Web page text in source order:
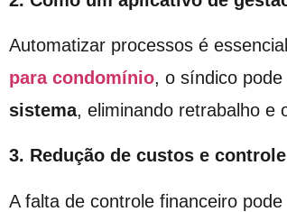
Automatizar processos é
para condomínio, o síndico pode
sistema, eliminando retrabalho e
3. Redução de custos e
A falta de controle financeiro